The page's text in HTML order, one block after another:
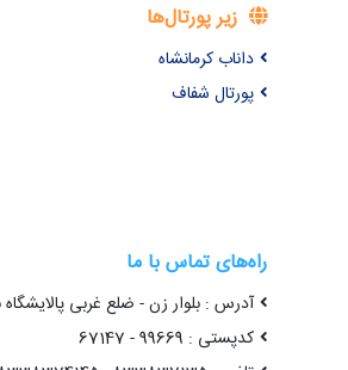
زیر پورتال‌ها
داناب کرمانشاه
پورتال شفاف
راه‌های تماس با ما
آدرس : بلوار زن - ضلع غربی
کدپستی : 99669 - 67147